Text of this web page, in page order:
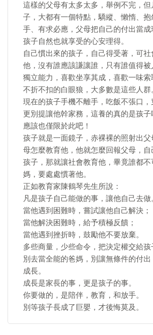
這樣的父母有太多太多，舉例不完，
子，大都有一個特點，驕縱、懶惰、抱
手、有求必應，父母把自己的付出當
孩子自然也就享受的心安理得。
自己慣出來的孩子，自己得受著，可
他，沒有誰應該謙讓誰，只有誰值得
獨立能力，喜歡坐享其成，喜歡一味
不折不扣的白眼狼，大多數是這些人群
現在的孩子手機不離手，吃飯不張口，
更別提讓他幹家務，這養的真的是孩
應該也僅限於此吧！
孩子就是一面鏡子，赤裸裸的照射出
母怎麼教育他，他就怎麼回報父母，
孩子，那就讓社會教育他，畢竟誰都
媽，要處處慣著他。
正如教育家陳鶴琴先生所說：
凡是孩子自己能做的事，讓他自己去做
當他遇到困難時，嘗試讓他自己解決；
當他解決困難時，給予積極反饋；
當他遇到挫折時，鼓勵他不要放棄。
多些商量，少些命令，把決定權交給孩
別去當全能的爸媽，別讓無條件的付
成長。
成長是家長的事，更是孩子的事。
你要做的，是陪伴，教育，和放手。
別等孩子長成了巨嬰，才後悔莫及。